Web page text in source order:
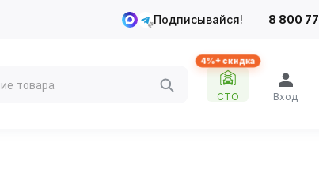
Подписывайся! 8 800
4%+ скидка
СТО Вход